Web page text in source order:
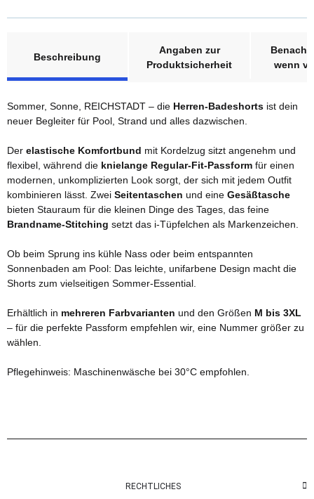
Beschreibung
Angaben zur
Produktsicherheit
wenn
Sommer, Sonne, REICHSTADT – die Herren-Badeshorts ist dein
neuer Begleiter für Pool, Strand und alles dazwischen.
Der elastische Komfortbund mit Kordelzug sitzt angenehm und
flexibel, während die knielange Regular-Fit-Passform für einen
modernen, unkomplizierten Look sorgt, der sich mit jedem Outfit
kombinieren lässt. Zwei Seitentaschen und eine Gesäßtasche
bieten Stauraum für die kleinen Dinge des Tages, das feine
Brandname-Stitching setzt das i-Tüpfelchen als Markenzeichen.
Ob beim Sprung ins kühle Nass oder beim entspannten
Sonnenbaden am Pool: Das leichte, unifarbene Design macht die
Shorts zum vielseitigen Sommer-Essential.
Erhältlich in mehreren Farbvarianten und den Größen M bis 3XL
– für die perfekte Passform empfehlen wir, eine Nummer größer zu
wählen.
Pflegehinweis: Maschinenwäsche bei 30°C empfohlen.
RECHTLICHES